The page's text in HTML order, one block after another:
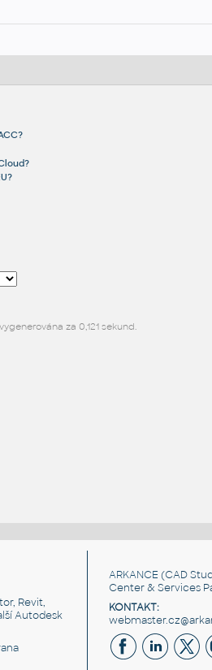
za 0,121 sekund.
Revit,
Autodesk
ARKANCE (CAD
Center & Services
KONTAKT: